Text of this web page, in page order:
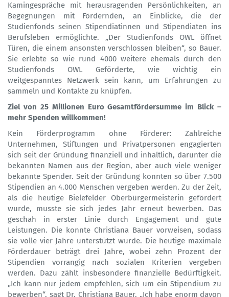
Kamingespräche mit herausragenden Persönlichkeiten, an
Begegnungen mit Fördernden, an Einblicke, die der
Studienfonds seinen Stipendiatinnen und Stipendiaten ins
Berufsleben ermöglichte. „Der Studienfonds OWL öffnet
Türen, die einem ansonsten verschlossen bleiben“, so Bauer.
Sie erlebte so wie rund 4000 weitere ehemals durch den
Studienfonds OWL Geförderte, wie wichtig ein
weitgespanntes Netzwerk sein kann, um Erfahrungen zu
sammeln und Kontakte zu knüpfen.
Ziel von 25 Millionen Euro Gesamtfördersumme im Blick –
mehr Spenden willkommen!
Kein Förderprogramm ohne Förderer: Zahlreiche
Unternehmen, Stiftungen und Privatpersonen engagierten
sich seit der Gründung finanziell und inhaltlich, darunter die
bekannten Namen aus der Region, aber auch viele weniger
bekannte Spender. Seit der Gründung konnten so über 7.500
Stipendien an 4.000 Menschen vergeben werden. Zu der Zeit,
als die heutige Bielefelder Oberbürgermeisterin gefördert
wurde, musste sie sich jedes Jahr erneut bewerben. Das
geschah in erster Linie durch Engagement und gute
Leistungen. Die konnte Christiana Bauer vorweisen, sodass
sie volle vier Jahre unterstützt wurde. Die heutige maximale
Förderdauer beträgt drei Jahre, wobei zehn Prozent der
Stipendien vorrangig nach sozialen Kriterien vergeben
werden. Dazu zählt insbesondere finanzielle Bedürftigkeit.
„Ich kann nur jedem empfehlen, sich um ein Stipendium zu
bewerben“, sagt Dr. Christiana Bauer. „Ich habe enorm davon